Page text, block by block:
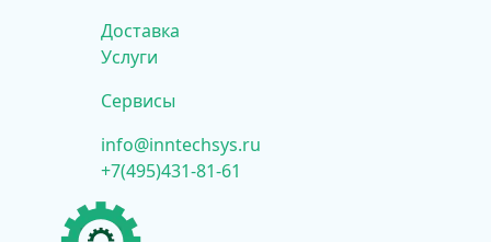
Доставка
Услуги
Сервисы
info@inntechsys.ru
+7(495)431-81-61